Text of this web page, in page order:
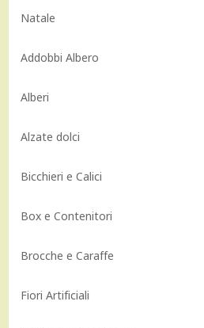
Natale
Addobbi Albero
Alberi
Alzate dolci
Bicchieri e Calici
Box e Contenitori
Brocche e Caraffe
Fiori Artificiali